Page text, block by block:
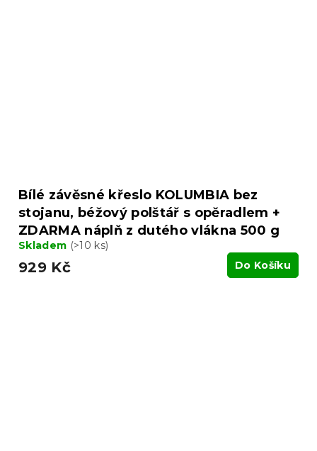
Bílé závěsné křeslo KOLUMBIA bez
stojanu, béžový polštář s opěradlem +
ZDARMA náplň z dutého vlákna 500 g
Skladem (>10 ks)
929 Kč Do Košíku